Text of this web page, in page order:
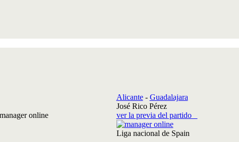
Alicante- Guadalajara
José Rico Pérez
ver la previa del partido
Liga nacional de Spain